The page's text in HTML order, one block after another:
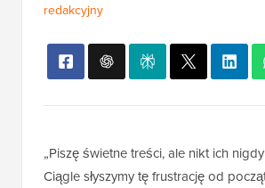
redakcyjny
„Piszę świetne treści, ale nikt ich
Ciągle słyszymy tę frustrację od